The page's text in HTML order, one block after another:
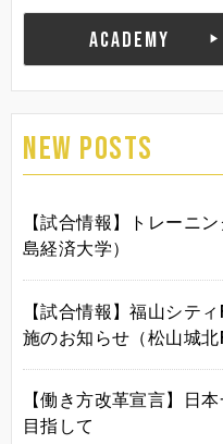
ACADEMY
NEW POSTS
【試合情報】トレーニ
島経済大学）
【試合情報】福山シテ
施のお知らせ（松山城北
【働き方改革宣言】日
目指して